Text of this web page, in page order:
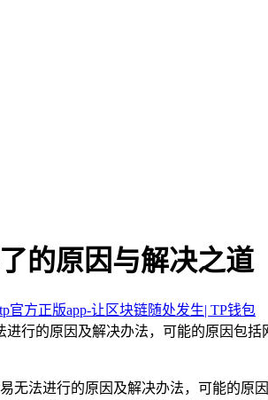
的原因与解决之道
官方正版app-让区块链随处发生| TP钱包
行的原因及解决办法，可能的原因包
无法进行的原因及解决办法，可能的